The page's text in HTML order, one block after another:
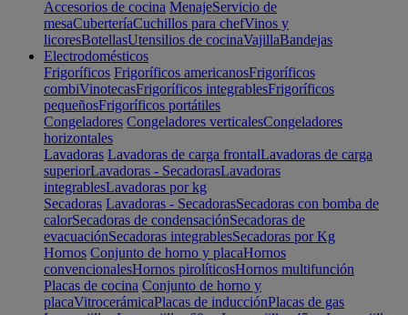
Accesorios de cocina MenajeServicio de
mesaCuberteríaCuchillos para chefVinos y
licoresBotellasUtensilios de cocinaVajillaBandejas
Electrodomésticos
Frigoríficos Frigoríficos americanosFrigoríficos
combiVinotecasFrigoríficos integrablesFrigoríficos
pequeñosFrigoríficos portátiles
Congeladores Congeladores verticalesCongeladores
horizontales
Lavadoras Lavadoras de carga frontalLavadoras de carga
superiorLavadoras - SecadorasLavadoras
integrablesLavadoras por kg
Secadoras Lavadoras - SecadorasSecadoras con bomba de
calorSecadoras de condensaciónSecadoras de
evacuaciónSecadoras integrablesSecadoras por Kg
Hornos Conjunto de horno y placaHornos
convencionalesHornos pirolíticosHornos multifunción
Placas de cocina Conjunto de horno y
placaVitrocerámicaPlacas de inducciónPlacas de gas